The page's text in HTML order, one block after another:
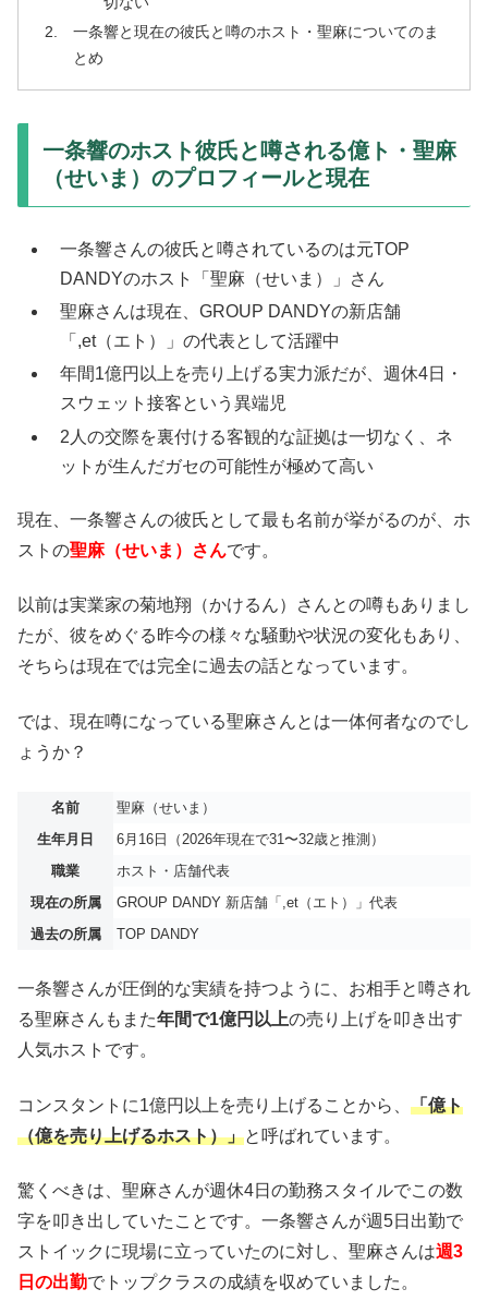
一条響と現在の彼氏と噂のホスト・聖麻についてのま
とめ
一条響のホスト彼氏と噂される億ト・聖麻
（せいま）のプロフィールと現在
一条響さんの彼氏と噂されているのは元TOP
DANDYのホスト「聖麻（せいま）」さん
聖麻さんは現在、GROUP DANDYの新店舗
「,et（エト）」の代表として活躍中
年間1億円以上を売り上げる実力派だが、週休4日・
スウェット接客という異端児
2人の交際を裏付ける客観的な証拠は一切なく、ネ
ットが生んだガセの可能性が極めて高い
現在、一条響さんの彼氏として最も名前が挙がるのが、ホ
ストの聖麻（せいま）さんです。
以前は実業家の菊地翔（かけるん）さんとの噂もありまし
たが、彼をめぐる昨今の様々な騒動や状況の変化もあり、
そちらは現在では完全に過去の話となっています。
では、現在噂になっている聖麻さんとは一体何者なのでし
ょうか？
名前
聖麻（せいま）
生年月日
6月16日（2026年現在で31〜32歳と推測）
職業
ホスト・店舗代表
現在の所属
GROUP DANDY 新店舗「,et（エト）」代表
過去の所属
TOP DANDY
一条響さんが圧倒的な実績を持つように、お相手と噂され
る聖麻さんもまた年間で1億円以上の売り上げを叩き出す
人気ホストです。
コンスタントに1億円以上を売り上げることから、 「億ト
（億を売り上げるホスト）」と呼ばれています。
驚くべきは、聖麻さんが週休4日の勤務スタイルでこの数
字を叩き出していたことです。一条響さんが週5日出勤で
ストイックに現場に立っていたのに対し、聖麻さんは週3
日の出勤でトップクラスの成績を収めていました。